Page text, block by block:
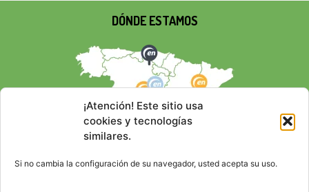
¡Atención! Este sitio usa
cookies y tecnologías
similares.
Si no cambia la configuración de su navegador, usted acepta su uso.
DÓNDE ESTAMOS